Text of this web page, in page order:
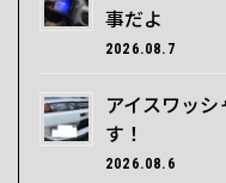
事だよ
2026.08.7
アイスワッ
す！
2026.08.6